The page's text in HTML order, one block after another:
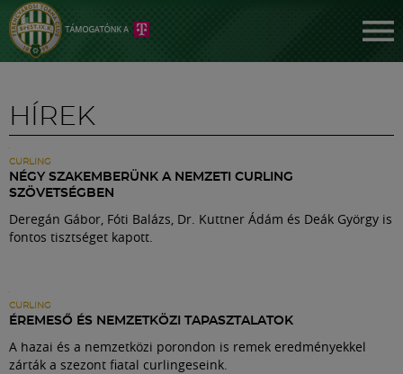
HÍREK
CURLING
NÉGY SZAKEMBERÜNK A NEMZETI CURLING
SZÖVETSÉGBEN
Deregán Gábor, Fóti Balázs, Dr. Kuttner Ádám és Deák György is
fontos tisztséget kapott.
CURLING
ÉREMESŐ ÉS NEMZETKÖZI TAPASZTALATOK
A hazai és a nemzetközi porondon is remek eredményekkel
zárták a szezont fiatal curlingeseink.
Jegyek
FM YouTube +
Hírek